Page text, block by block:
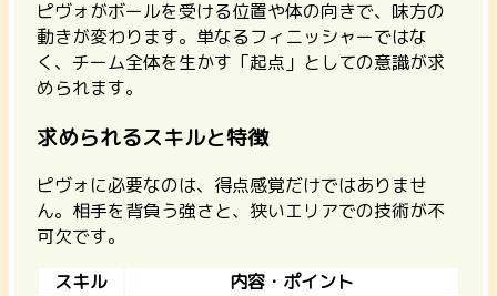
ピヴォがボールを受ける位置や体の向きで、味方の
動きが変わります。単なるフィニッシャーではな
く、チーム全体を生かす「起点」としての意識が求
められます。
求められるスキルと特徴
ピヴォに必要なのは、得点感覚だけではありませ
ん。相手を背負う強さと、狭いエリアでの技術が不
可欠です。
スキル
内容・ポイント